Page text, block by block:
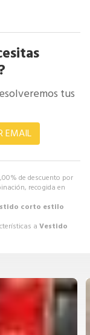
de descuento por
recogida en
corto estilo
a Vestido
tus
EMAIL